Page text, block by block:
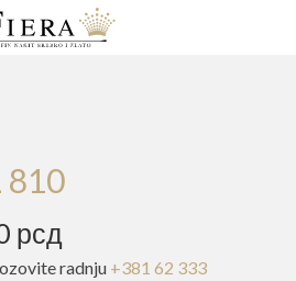
810
рсд
radnju +381 62 333